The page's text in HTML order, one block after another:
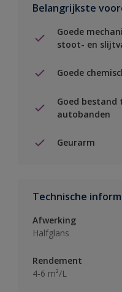
Belangrijkste
Goede
stoot- en
Goede
Goed bestand
autobanden
Geurarm
Technische
Afwerking
Halfglans
Rendement
4-6 m²/L